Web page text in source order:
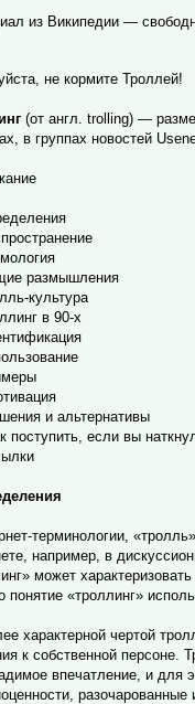
из Википедии —
не кормите Троллей!
(от англ. trolling) —
в группах новостей
размышления
культура
в 90-х
и альтернативы
поступить, если вы
терминологии,
например, в
может
понятие «троллинг»
характерной чертой
к собственной персоне.
впечатление, и